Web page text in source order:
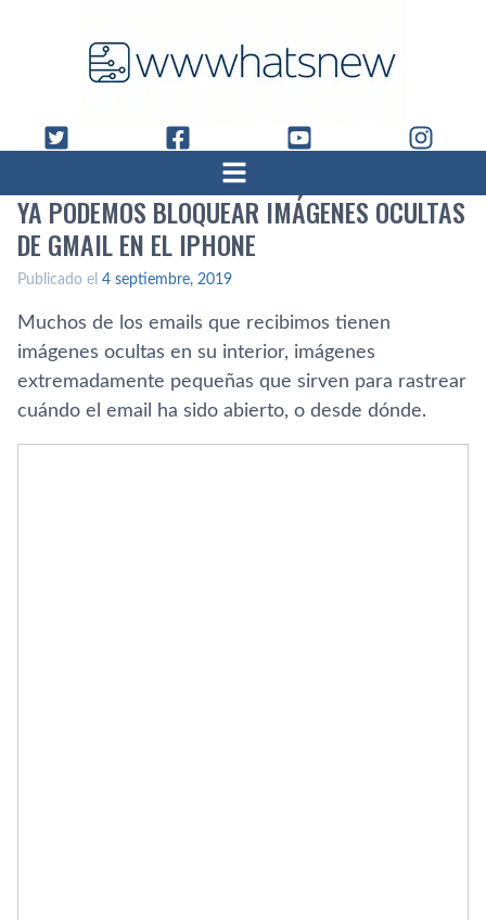
YA PODEMOS BLOQUEAR IMÁGENES OCULTAS
DE GMAIL EN EL IPHONE
Publicado el 4 septiembre, 2019
Muchos de los emails que recibimos tienen
imágenes ocultas en su interior, imágenes
extremadamente pequeñas que sirven para rastrear
cuándo el email ha sido abierto, o desde dónde.